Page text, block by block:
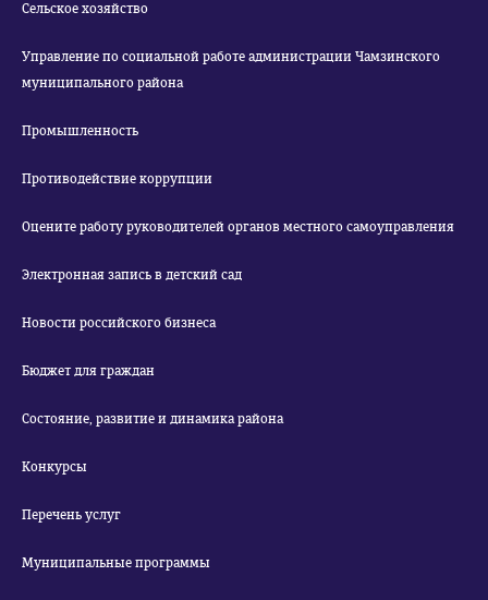
Сельское хозяйство
Управление по социальной работе администрации Чамзинского
муниципального района
Промышленность
Противодействие коррупции
Оцените работу руководителей органов местного самоуправления
Электронная запись в детский сад
Новости российского бизнеса
Бюджет для граждан
Состояние, развитие и динамика района
Конкурсы
Перечень услуг
Муниципальные программы